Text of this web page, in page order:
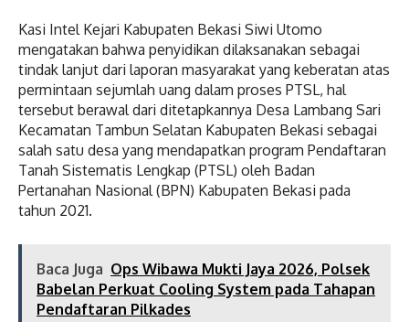
Kasi Intel Kejari Kabupaten Bekasi Siwi Utomo
mengatakan bahwa penyidikan dilaksanakan sebagai
tindak lanjut dari laporan masyarakat yang keberatan atas
permintaan sejumlah uang dalam proses PTSL, hal
tersebut berawal dari ditetapkannya Desa Lambang Sari
Kecamatan Tambun Selatan Kabupaten Bekasi sebagai
salah satu desa yang mendapatkan program Pendaftaran
Tanah Sistematis Lengkap (PTSL) oleh Badan
Pertanahan Nasional (BPN) Kabupaten Bekasi pada
tahun 2021.
Baca Juga Ops Wibawa Mukti Jaya 2026, Polsek
Babelan Perkuat Cooling System pada Tahapan
Pendaftaran Pilkades